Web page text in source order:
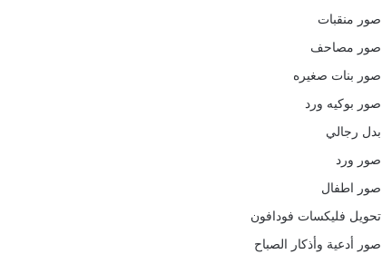
صور منقبات
صور مصاحف
صور بنات صغيره
صور بوكيه ورد
بدل رجالي
صور ورد
صور اطفال
تحويل فليكسات فودافون
صور أدعية وأذكار الصباح